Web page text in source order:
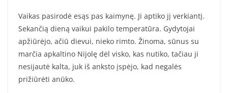
Vaikas pasirodė esąs pas kaimynę. Ji aptiko jį verkiantį.
Sekančią dieną vaikui pakilo temperatūra. Gydytojai
apžiūrėjo, ačiū dievui, nieko rimto. Žinoma, sūnus su
marčia apkaltino Nijolę dėl visko, kas nutiko, tačiau ji
nesijautė kalta, juk iš anksto įspėjo, kad negalės
prižiūrėti anūko.